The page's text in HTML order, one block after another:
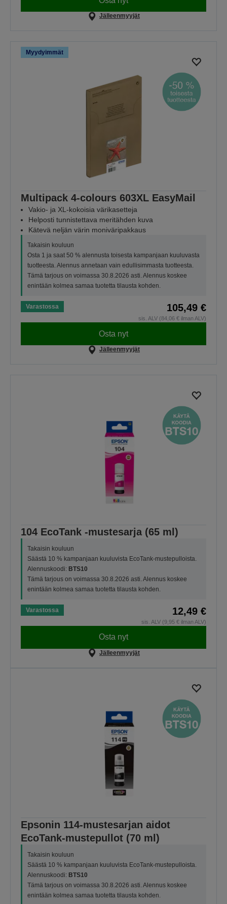
Jälleenmyyjät
Myydyimmät
Multipack 4-colours 603XL EasyMail
Vakio- ja XL-kokoisia värikasetteja
Helposti tunnistettava meritähden kuva
Kätevä neljän värin moniväripakkaus
Takaisin kouluun
Osta 1 ja saat 50 % alennusta toisesta kampanjaan kuuluvasta
tuotteesta. Alennus annetaan vain edullisimmasta tuotteesta.
Tämä tarjous on voimassa 30.8.2026 asti. Alennus koskee
enintään kolmea samaa tuotetta tilausta kohden.
Varastossa 105,49 €
sis. ALV (84,06 € ilman ALV)
Osta nyt
Jälleenmyyjät
104 EcoTank -mustesarja (65 ml)
Takaisin kouluun
Säästä 10 % kampanjaan kuuluvista EcoTank-mustepulloista.
Alennuskoodi: BTS10
Tämä tarjous on voimassa 30.8.2026 asti. Alennus koskee
enintään kolmea samaa tuotetta tilausta kohden.
Varastossa 12,49 €
sis. ALV (9,95 € ilman ALV)
Osta nyt
Jälleenmyyjät
Epsonin 114-mustesarjan aidot
EcoTank-mustepullot (70 ml)
Takaisin kouluun
Säästä 10 % kampanjaan kuuluvista EcoTank-mustepulloista.
Alennuskoodi: BTS10
Tämä tarjous on voimassa 30.8.2026 asti. Alennus koskee
enintään kolmea samaa tuotetta tilausta kohden.